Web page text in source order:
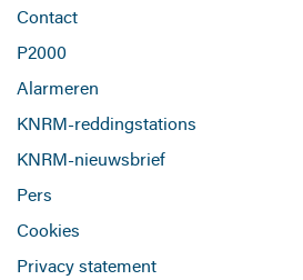
Contact
P2000
Alarmeren
KNRM-reddingstations
KNRM-nieuwsbrief
Pers
Cookies
Privacy statement